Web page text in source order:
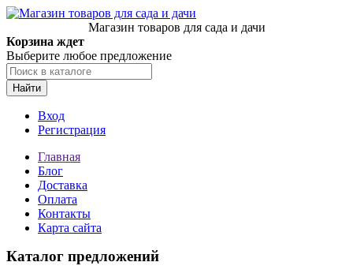
Магазин товаров для сада и дачи
Корзина ждет
Выберите любое предложение
Найти
Вход
Регистрация
Главная
Блог
Доставка
Оплата
Контакты
Карта сайта
Каталог предложений